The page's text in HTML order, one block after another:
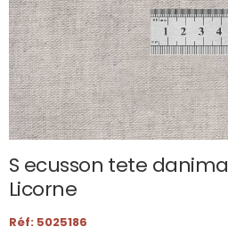
S ecusson tete
Licorne
Réf: 5025186